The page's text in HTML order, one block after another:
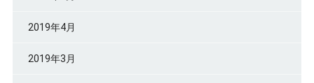
2019年4月
2019年3月